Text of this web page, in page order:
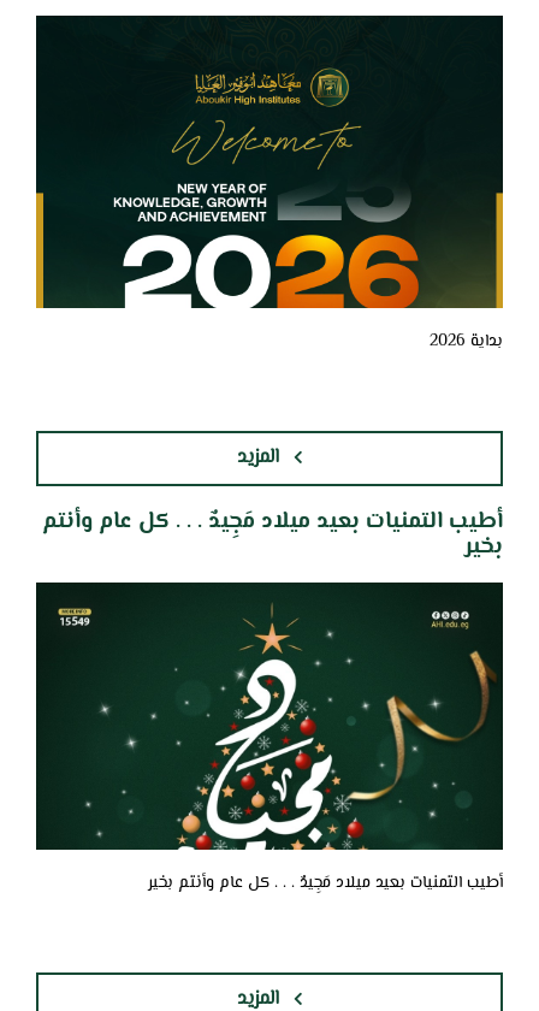
بداية 2026
المزيد
أطيب التمنيات بعيد ميلاد مَجِيدٌ . . . كل عام وأنتم
بخير
أطيب التمنيات بعيد ميلاد مَجِيدٌ . . . كل عام وأنتم بخير
المزيد